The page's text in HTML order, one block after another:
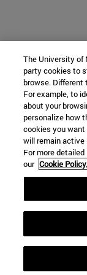
The University of
party cookies to
browse. Different
For example, to
about your
personalize how
cookies you
will remain
For more
our Cookie Policy.